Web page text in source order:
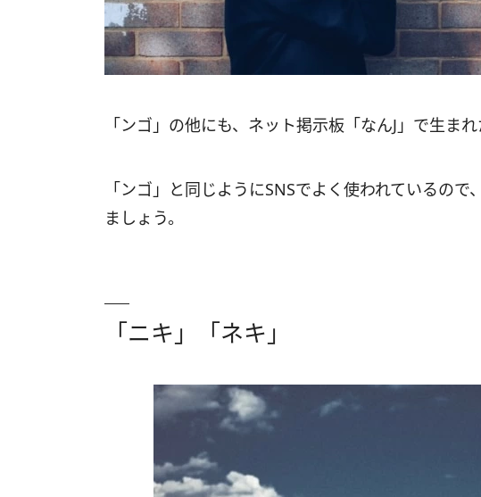
「ンゴ」の他にも、ネット掲示板「なんJ」で生ま
「ンゴ」と同じようにSNSでよく使われているの
ましょう。
「ニキ」「ネキ」